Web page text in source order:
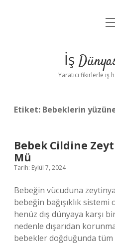
Yasal
İş
Yaratıcı fikirlerle iş
Etiket: Bebeklerin
Bebek Cildine
Mü
Tarih: Eylül 7, 2024
Bebeğin vücuduna
bebeğin bağışıklık sistemi
henüz dış dünyaya karşı
nedenle dışarıdan
bebekler doğduğunda tüm